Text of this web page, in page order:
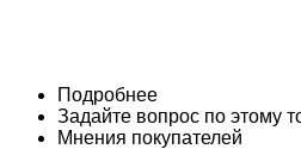
Подробнее
Задайте вопрос по этому
Мнения покупателей